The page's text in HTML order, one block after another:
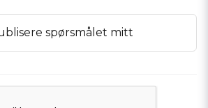
spørsmålet mitt